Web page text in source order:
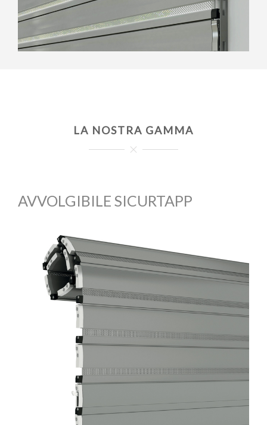
LA NOSTRA GAMMA
AVVOLGIBILE SICURTAPP